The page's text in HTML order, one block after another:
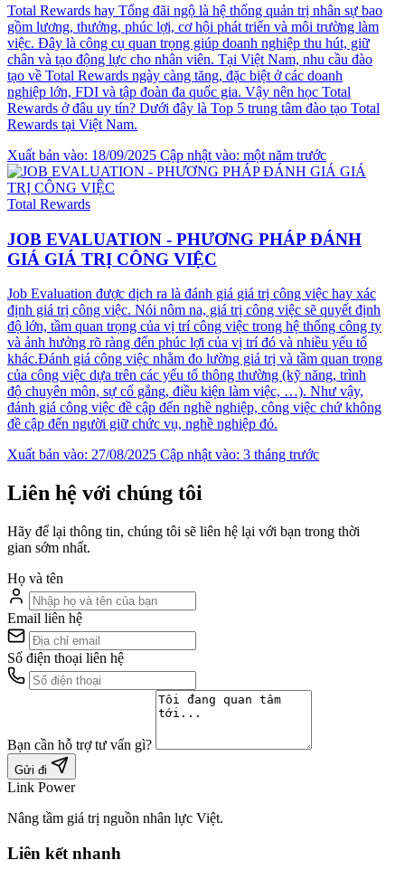
Total Rewards hay Tổng đãi ngộ là hệ thống quản trị nhân sự bao
gồm lương, thưởng, phúc lợi, cơ hội phát triển và môi trường làm
việc. Đây là công cụ quan trọng giúp doanh nghiệp thu hút, giữ
chân và tạo động lực cho nhân viên. Tại Việt Nam, nhu cầu đào
tạo về Total Rewards ngày càng tăng, đặc biệt ở các doanh
nghiệp lớn, FDI và tập đoàn đa quốc gia. Vậy nên học Total
Rewards ở đâu uy tín? Dưới đây là Top 5 trung tâm đào tạo Total
Rewards tại Việt Nam.
Xuất bản vào: 18/09/2025 Cập nhật vào: một năm trước
Total Rewards
JOB EVALUATION - PHƯƠNG PHÁP ĐÁNH
GIÁ GIÁ TRỊ CÔNG VIỆC
Job Evaluation được dịch ra là đánh giá giá trị công việc hay xác
định giá trị công việc. Nói nôm na, giá trị công việc sẽ quyết định
độ lớn, tầm quan trọng của vị trí công việc trong hệ thống công ty
và ảnh hưởng rõ ràng đến phúc lợi của vị trí đó và nhiều yếu tố
khác.Đánh giá công việc nhằm đo lường giá trị và tầm quan trọng
của công việc dựa trên các yếu tố thông thường (kỹ năng, trình
độ chuyên môn, sự cố gắng, điều kiện làm việc, …). Như vậy,
đánh giá công việc đề cập đến nghề nghiệp, công việc chứ không
đề cập đến người giữ chức vụ, nghề nghiệp đó.
Xuất bản vào: 27/08/2025 Cập nhật vào: 3 tháng trước
Liên hệ với chúng tôi
Hãy để lại thông tin, chúng tôi sẽ liên hệ lại với bạn trong thời
gian sớm nhất.
Họ và tên
Email liên hệ
Số điện thoại liên hệ
Bạn cần hỗ trợ tư vấn gì?
Gửi đi
Link Power
Nâng tầm giá trị nguồn nhân lực Việt.
Liên kết nhanh